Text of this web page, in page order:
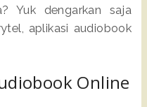
Yuk dengarkan saja
aplikasi audiobook
Online